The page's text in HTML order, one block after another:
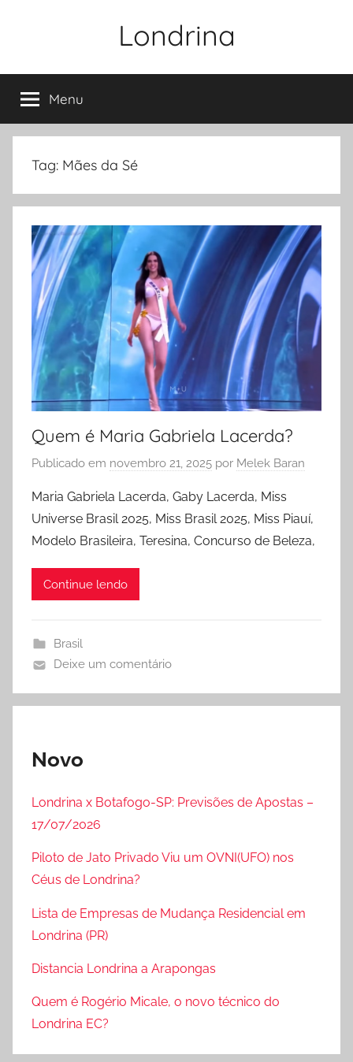
conteúdo
Londrina
Menu
Tag: Mães da Sé
Quem é Maria Gabriela Lacerda?
Publicado em novembro 21, 2025 por Melek Baran
Maria Gabriela Lacerda, Gaby Lacerda, Miss
Universe Brasil 2025, Miss Brasil 2025, Miss Piauí,
Modelo Brasileira, Teresina, Concurso de Beleza,
Continue lendo
Brasil
Deixe um comentário
Novo
Londrina x Botafogo-SP: Previsões de Apostas –
17/07/2026
Piloto de Jato Privado Viu um OVNI(UFO) nos
Céus de Londrina?
Lista de Empresas de Mudança Residencial em
Londrina (PR)
Distancia Londrina a Arapongas
Quem é Rogério Micale, o novo técnico do
Londrina EC?